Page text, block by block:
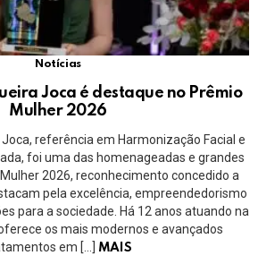
Notícias
Joca é destaque no Prêmio
Mulher 2026
Joca, referência em Harmonização Facial e
foi uma das homenageadas e grandes
2026, reconhecimento concedido a
pela excelência, empreendedorismo
para a sociedade. Há 12 anos atuando na
os mais modernos e avançados
em […] MAIS